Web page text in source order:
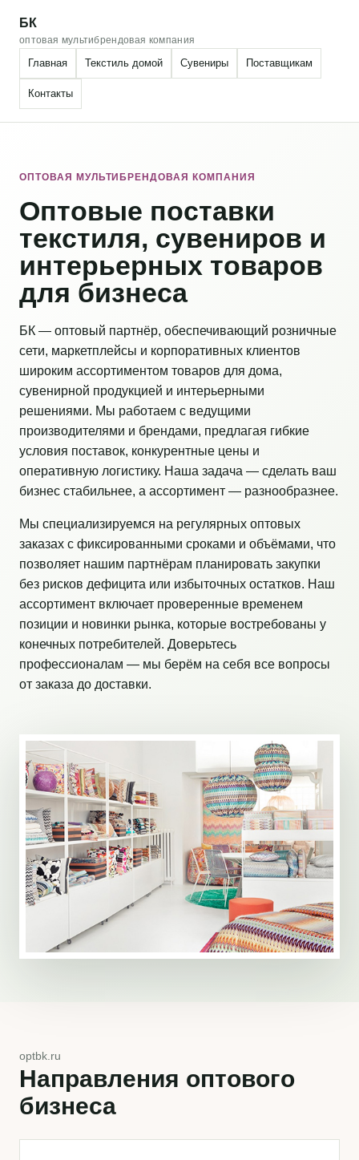
БК
оптовая мультибрендовая компания
Главная Текстиль домой Сувениры Поставщикам
Контакты
ОПТОВАЯ МУЛЬТИБРЕНДОВАЯ КОМПАНИЯ
Оптовые поставки
текстиля, сувениров и
интерьерных товаров
для бизнеса
БК — оптовый партнёр, обеспечивающий розничные
сети, маркетплейсы и корпоративных клиентов
широким ассортиментом товаров для дома,
сувенирной продукцией и интерьерными
решениями. Мы работаем с ведущими
производителями и брендами, предлагая гибкие
условия поставок, конкурентные цены и
оперативную логистику. Наша задача — сделать ваш
бизнес стабильнее, а ассортимент — разнообразнее.
Мы специализируемся на регулярных оптовых
заказах с фиксированными сроками и объёмами, что
позволяет нашим партнёрам планировать закупки
без рисков дефицита или избыточных остатков. Наш
ассортимент включает проверенные временем
позиции и новинки рынка, которые востребованы у
конечных потребителей. Доверьтесь
профессионалам — мы берём на себя все вопросы
от заказа до доставки.
optbk.ru
Направления оптового
бизнеса